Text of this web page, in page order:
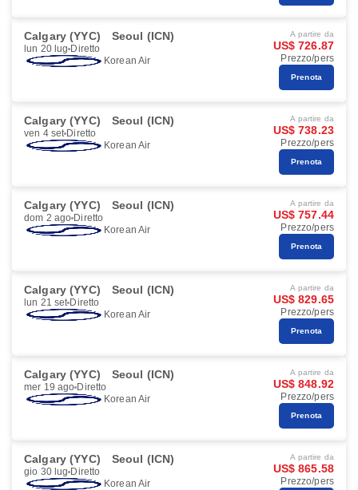
Calgary (YYC) Seoul (ICN)
lun 20 lug Diretto
Korean Air
A partire da
US$ 726.87
Prezzo/pers
Prenota
Calgary (YYC) Seoul (ICN)
ven 4 set Diretto
Korean Air
A partire da
US$ 738.23
Prezzo/pers
Prenota
Calgary (YYC) Seoul (ICN)
dom 2 ago Diretto
Korean Air
A partire da
US$ 757.44
Prezzo/pers
Prenota
Calgary (YYC) Seoul (ICN)
lun 21 set Diretto
Korean Air
A partire da
US$ 829.65
Prezzo/pers
Prenota
Calgary (YYC) Seoul (ICN)
mer 19 ago Diretto
Korean Air
A partire da
US$ 848.92
Prezzo/pers
Prenota
Calgary (YYC) Seoul (ICN)
gio 30 lug Diretto
Korean Air
A partire da
US$ 865.58
Prezzo/pers